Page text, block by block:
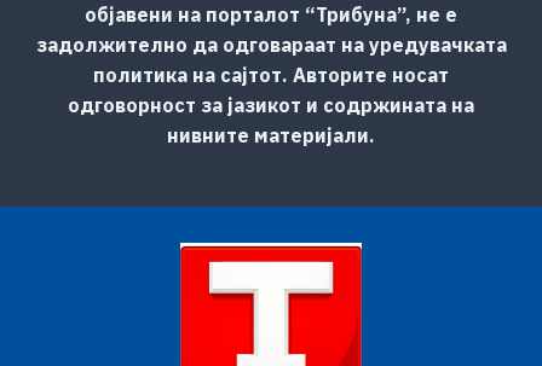
објавени на порталот “Трибуна”, не е
задолжително да одговараат на уредувачката
политика на сајтот. Авторите носат
одговорност за јазикот и содржината на
нивните материјали.